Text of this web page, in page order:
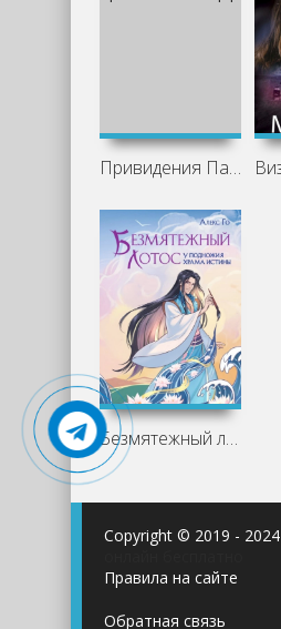
Привидения Пандоры Пиквик - Кристина Вольфф
Безмятежный лотос у подножия храма истины - Алекс Го
Copyright © 2019 - 2024
Правила на сайте
Обратная связь